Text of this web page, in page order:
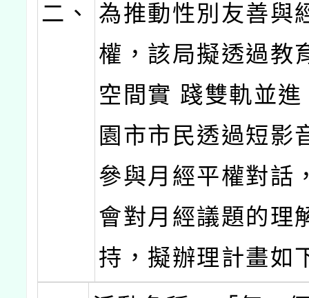
二、
為推動性別友善與
權，該局擬透過教
空間實 踐雙軌並
園市市民透過短影
參與月經平權對話
會對月經議題的理
持，擬辦理計畫如